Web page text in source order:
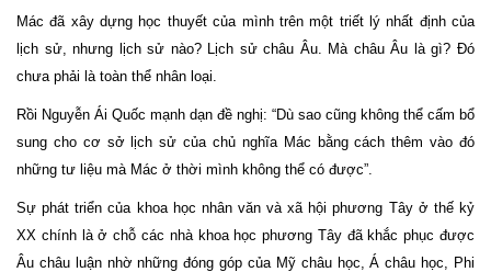
Mác đã xây dựng học thuyết của mình trên một triết lý nhất định của
lịch sử, nhưng lịch sử nào? Lịch sử châu Âu. Mà châu Âu là gì? Đó
chưa phải là toàn thể nhân loại.
Rồi Nguyễn Ái Quốc mạnh dạn đề nghị: “Dù sao cũng không thể cấm bổ
sung cho cơ sở lịch sử của chủ nghĩa Mác bằng cách thêm vào đó
những tư liệu mà Mác ở thời mình không thể có được”.
Sự phát triển của khoa học nhân văn và xã hội phương Tây ở thế kỷ
XX chính là ở chỗ các nhà khoa học phương Tây đã khắc phục được
Âu châu luận nhờ những đóng góp của Mỹ châu học, Á châu học, Phi